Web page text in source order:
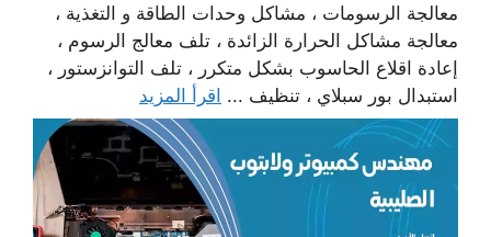
معالجة الرسومات ، مشاكل وحدات الطاقة و التغذية ،
معالجة مشاكل الحرارة الزائدة ، تلف معالج الرسوم ،
إعادة اقلاع الحاسوب بشكل متكرر ، تلف التوانزستور ،
استبدال بور سبلاي ، تنظيف ... اقرأ المزيد